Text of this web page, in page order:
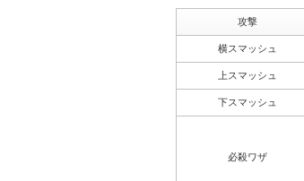
攻撃
横スマッシュ
上スマッシュ
下スマッシュ
必殺ワザ